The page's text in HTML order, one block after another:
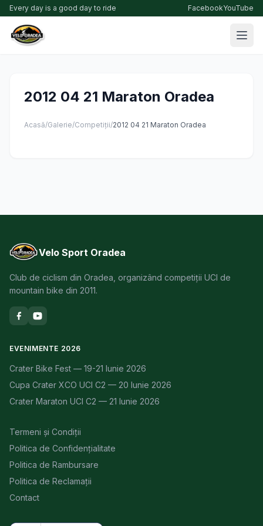
Every day is a good day to ride FacebookYouTube
2012 04 21 Maraton Oradea
Acasă/Galerie/Competiții/2012 04 21 Maraton Oradea
Velo Sport Oradea
Club de ciclism din Oradea, organizând competiții UCI de
mountain bike din 2011.
EVENIMENTE 2026
Crater Bike Fest — 19-21 Iunie 2026
Cupa Crater XCO UCI C2 — 20 Iunie 2026
Crater Maraton UCI C2 — 21 Iunie 2026
Termeni și Condiții
Politica de Confidențialitate
Politica de Rambursare
Politica de Reclamații
Contact